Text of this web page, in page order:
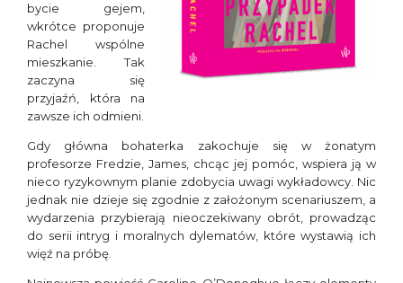
bycie gejem,
wkrótce proponuje
Rachel wspólne
mieszkanie. Tak
zaczyna się
przyjaźń, która na
zawsze ich odmieni.
Gdy główna bohaterka zakochuje się w żonatym
profesorze Fredzie, James, chcąc jej pomóc, wspiera ją w
nieco ryzykownym planie zdobycia uwagi wykładowcy. Nic
jednak nie dzieje się zgodnie z założonym scenariuszem, a
wydarzenia przybierają nieoczekiwany obrót, prowadząc
do serii intryg i moralnych dylematów, które wystawią ich
więź na próbę.